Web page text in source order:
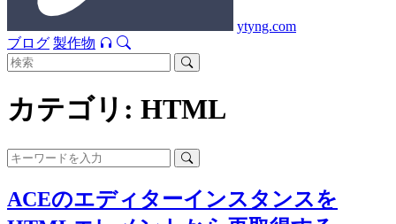
ytyng.com
ブログ 製作物
カテゴリ: HTML
ACEのエディターインスタンスを